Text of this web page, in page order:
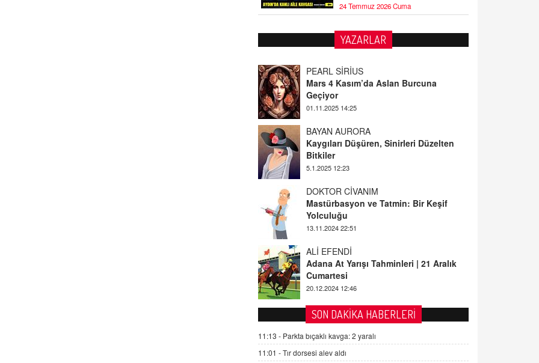
24 Temmuz 2026 Cuma
YAZARLAR
PEARL SİRİUS
Geçiyor
01.11.2025 14:25
BAYAN AURORA
Bitkiler
5.1.2025 12:23
DOKTOR CİVANIM
Yolculuğu
13.11.2024 22:51
ALİ EFENDİ
Cumartesi
20.12.2024 12:46
TUTKUNUN PERİSİ
Bilinmesi Gerekenler
08.11.2024 13:16
FARUK ÖNALAN
Tezkere Onaylanmasaydı…
SON DAKİKA HABERLERİ
11:13 - Parkta bıçaklı kavga: 2 yaralı
11:01 -Tır dorsesi alev aldı